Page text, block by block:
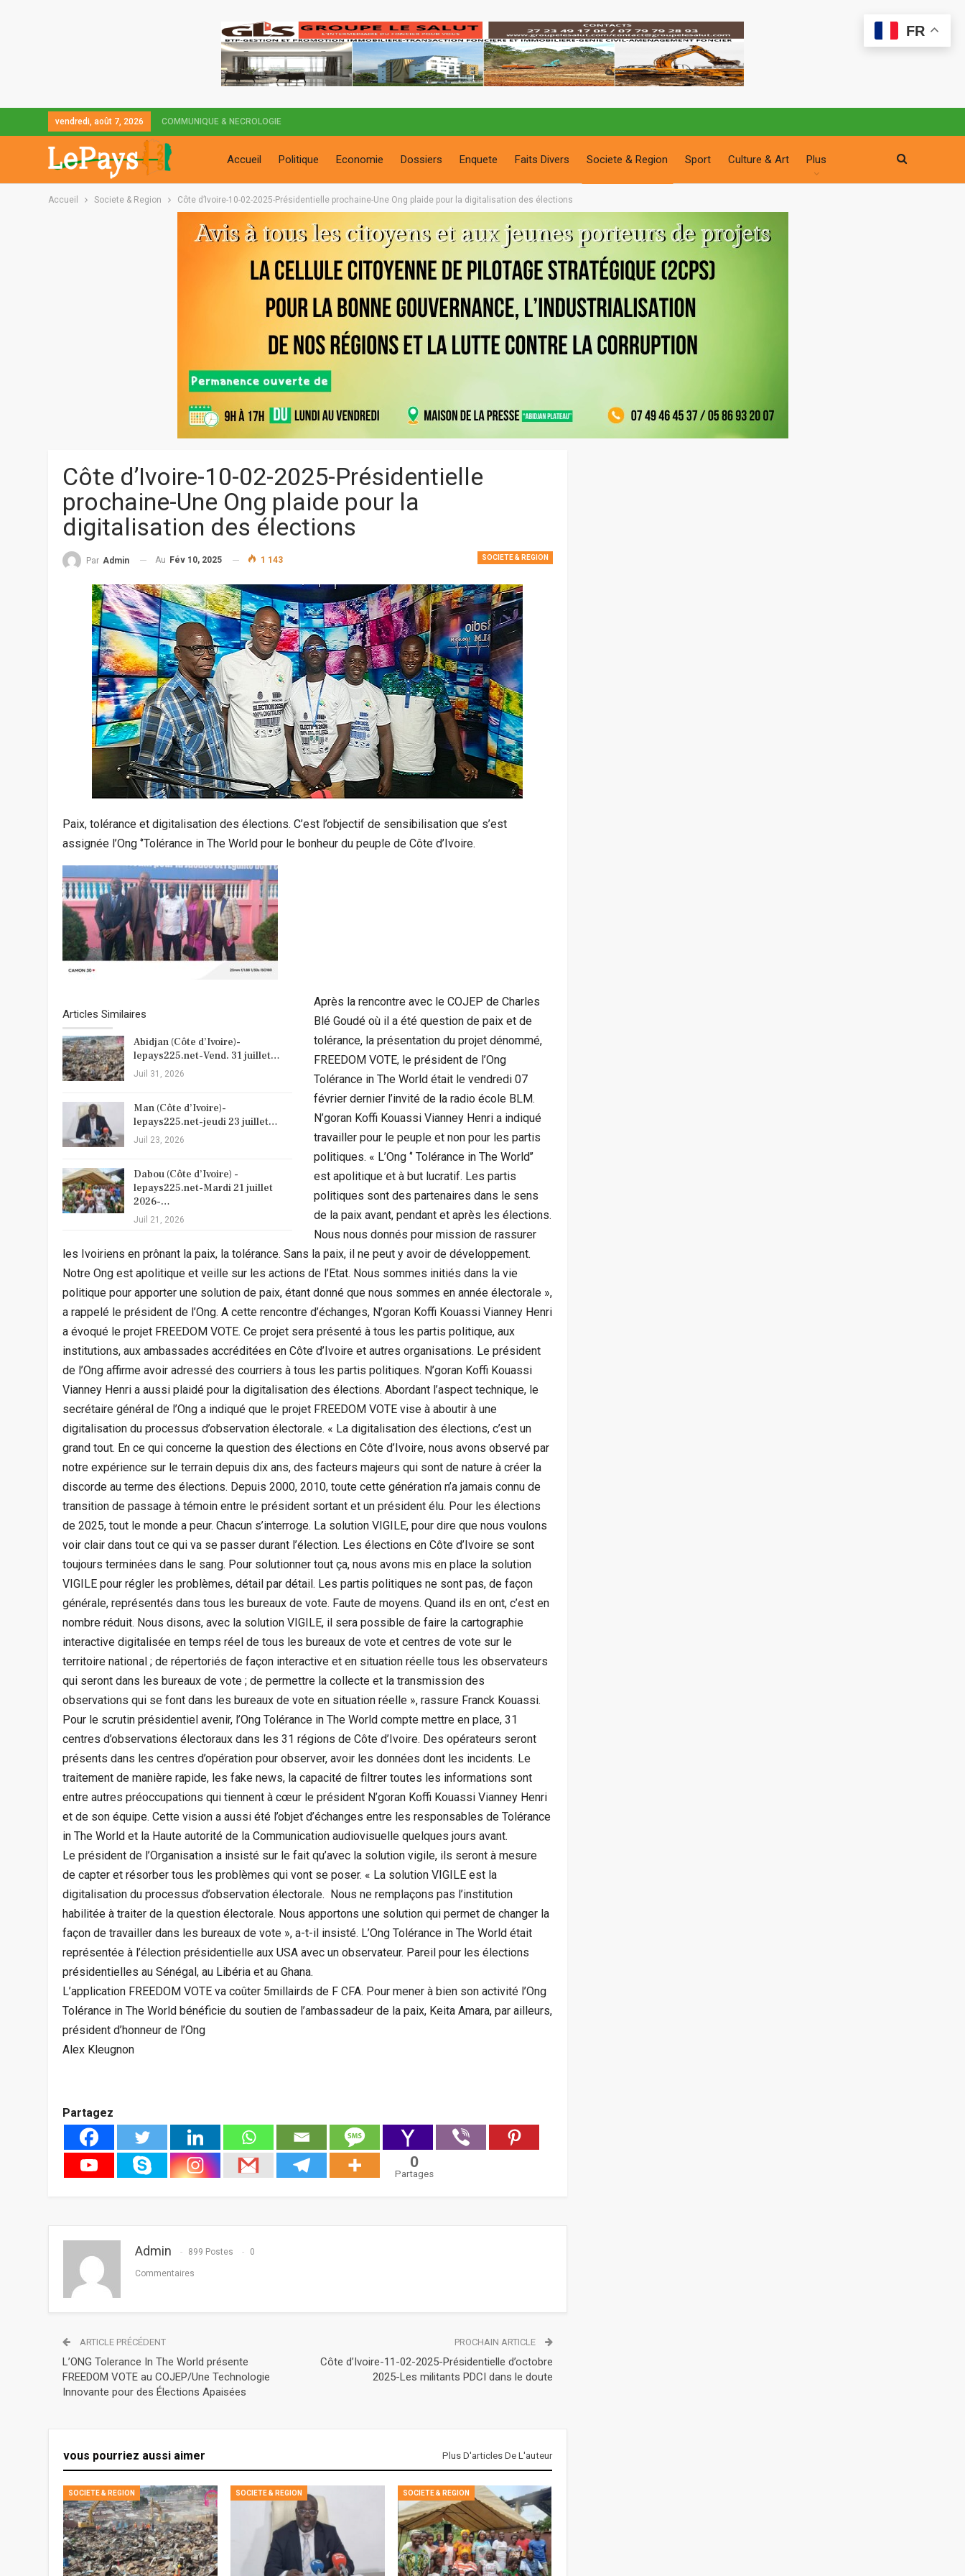
vendredi, août 7, 2026 COMMUNIQUE & NECROLOGIE
Accueil Politique Economie Dossiers Enquete Faits Divers Societe & Region Sport Culture & Art Plus
Accueil Societe & Region Côte d’Ivoire-10-02-2025-Présidentielle prochaine-Une Ong plaide pour la digitalisation des élections
Côte d’Ivoire-10-02-2025-Présidentielle
prochaine-Une Ong plaide pour la
digitalisation des élections
SOCIETE & REGION
Par Admin Au Fév 10, 2025 1 143
Paix, tolérance et digitalisation des élections. C’est l’objectif de sensibilisation que s’est
assignée l’Ong ‘’Tolérance in The World pour le bonheur du peuple de Côte d’Ivoire.
Articles Similaires
Abidjan (Côte d’Ivoire)-
lepays225.net-Vend. 31 juillet…
Juil 31, 2026
Man (Côte d’Ivoire)-
lepays225.net-jeudi 23 juillet…
Juil 23, 2026
Dabou (Côte d’Ivoire) -
lepays225.net-Mardi 21 juillet
2026-…
Juil 21, 2026
Après la rencontre avec le COJEP de Charles
Blé Goudé où il a été question de paix et de
tolérance, la présentation du projet dénommé,
FREEDOM VOTE, le président de l’Ong
Tolérance in The World était le vendredi 07
février dernier l’invité de la radio école BLM.
N’goran Koffi Kouassi Vianney Henri a indiqué
travailler pour le peuple et non pour les partis
politiques. « L’Ong ‘’ Tolérance in The World’’
est apolitique et à but lucratif. Les partis
politiques sont des partenaires dans le sens
de la paix avant, pendant et après les élections.
Nous nous donnés pour mission de rassurer
les Ivoiriens en prônant la paix, la tolérance. Sans la paix, il ne peut y avoir de développement.
Notre Ong est apolitique et veille sur les actions de l’Etat. Nous sommes initiés dans la vie
politique pour apporter une solution de paix, étant donné que nous sommes en année électorale »,
a rappelé le président de l’Ong. A cette rencontre d’échanges, N’goran Koffi Kouassi Vianney Henri
a évoqué le projet FREEDOM VOTE. Ce projet sera présenté à tous les partis politique, aux
institutions, aux ambassades accréditées en Côte d’Ivoire et autres organisations. Le président
de l’Ong affirme avoir adressé des courriers à tous les partis politiques. N’goran Koffi Kouassi
Vianney Henri a aussi plaidé pour la digitalisation des élections. Abordant l’aspect technique, le
secrétaire général de l’Ong a indiqué que le projet FREEDOM VOTE vise à aboutir à une
digitalisation du processus d’observation électorale. « La digitalisation des élections, c’est un
grand tout. En ce qui concerne la question des élections en Côte d’Ivoire, nous avons observé par
notre expérience sur le terrain depuis dix ans, des facteurs majeurs qui sont de nature à créer la
discorde au terme des élections. Depuis 2000, 2010, toute cette génération n’a jamais connu de
transition de passage à témoin entre le président sortant et un président élu. Pour les élections
de 2025, tout le monde a peur. Chacun s’interroge. La solution VIGILE, pour dire que nous voulons
voir clair dans tout ce qui va se passer durant l’élection. Les élections en Côte d’Ivoire se sont
toujours terminées dans le sang. Pour solutionner tout ça, nous avons mis en place la solution
VIGILE pour régler les problèmes, détail par détail. Les partis politiques ne sont pas, de façon
générale, représentés dans tous les bureaux de vote. Faute de moyens. Quand ils en ont, c’est en
nombre réduit. Nous disons, avec la solution VIGILE, il sera possible de faire la cartographie
interactive digitalisée en temps réel de tous les bureaux de vote et centres de vote sur le
territoire national ; de répertoriés de façon interactive et en situation réelle tous les observateurs
qui seront dans les bureaux de vote ; de permettre la collecte et la transmission des
observations qui se font dans les bureaux de vote en situation réelle », rassure Franck Kouassi.
Pour le scrutin présidentiel avenir, l’Ong Tolérance in The World compte mettre en place, 31
centres d’observations électoraux dans les 31 régions de Côte d’Ivoire. Des opérateurs seront
présents dans les centres d’opération pour observer, avoir les données dont les incidents. Le
traitement de manière rapide, les fake news, la capacité de filtrer toutes les informations sont
entre autres préoccupations qui tiennent à cœur le président N’goran Koffi Kouassi Vianney Henri
et de son équipe. Cette vision a aussi été l’objet d’échanges entre les responsables de Tolérance
in The World et la Haute autorité de la Communication audiovisuelle quelques jours avant.
Le président de l’Organisation a insisté sur le fait qu’avec la solution vigile, ils seront à mesure
de capter et résorber tous les problèmes qui vont se poser. « La solution VIGILE est la
digitalisation du processus d’observation électorale. Nous ne remplaçons pas l’institution
habilitée à traiter de la question électorale. Nous apportons une solution qui permet de changer la
façon de travailler dans les bureaux de vote », a-t-il insisté. L’Ong Tolérance in The World était
représentée à l’élection présidentielle aux USA avec un observateur. Pareil pour les élections
présidentielles au Sénégal, au Libéria et au Ghana.
L’application FREEDOM VOTE va coûter 5millairds de F CFA. Pour mener à bien son activité l’Ong
Tolérance in The World bénéficie du soutien de l’ambassadeur de la paix, Keita Amara, par ailleurs,
président d’honneur de l’Ong
Alex Kleugnon
Partagez
0
Partages
Admin 899 Postes 0
Commentaires
ARTICLE PRÉCÉDENT
L’ONG Tolerance In The World présente
FREEDOM VOTE au COJEP/Une Technologie
Innovante pour des Élections Apaisées
PROCHAIN ARTICLE
Côte d’Ivoire-11-02-2025-Présidentielle d’octobre
2025-Les militants PDCI dans le doute
vous pourriez aussi aimer Plus D'articles De L'auteur
SOCIETE & REGION SOCIETE & REGION SOCIETE & REGION
FR